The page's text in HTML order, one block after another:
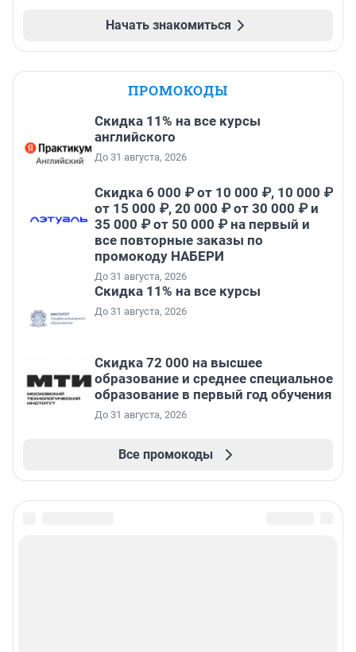
Начать знакомиться
ПРОМОКОДЫ
Скидка 11% на все курсы
английского
До 31 августа, 2026
Скидка 6 000 ₽ от 10 000 ₽, 10 000 ₽
от 15 000 ₽, 20 000 ₽ от 30 000 ₽ и
35 000 ₽ от 50 000 ₽ на первый и
все повторные заказы по
промокоду НАБЕРИ
До 31 августа, 2026
Скидка 11% на все курсы
До 31 августа, 2026
Скидка 72 000 на высшее
образование и среднее специальное
образование в первый год обучения
До 31 августа, 2026
Все промокоды